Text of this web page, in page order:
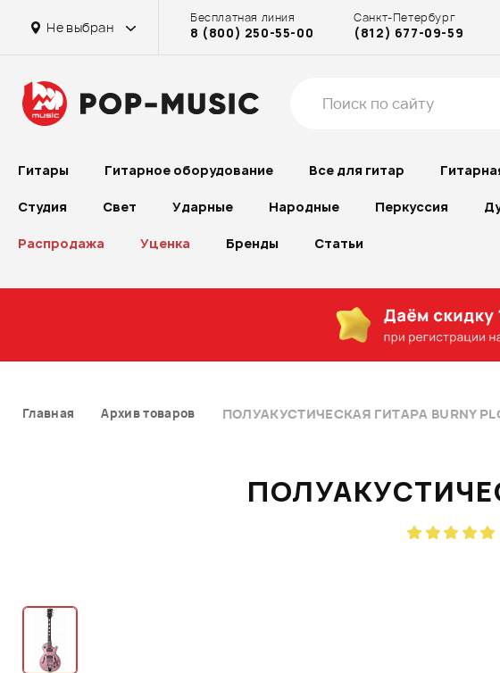
Не выбран
Бесплатная линия
8 (800) 250-55-00
Санкт-Петербург
(812) 677-09-59
Гитары Гитарное оборудование Все для гитар
Студия Свет Ударные Народные Перкуссия
Распродажа Уценка Бренды Статьи
Главная Архив товаров ПОЛУАКУСТИЧЕСКАЯ ГИТАРА BURNY